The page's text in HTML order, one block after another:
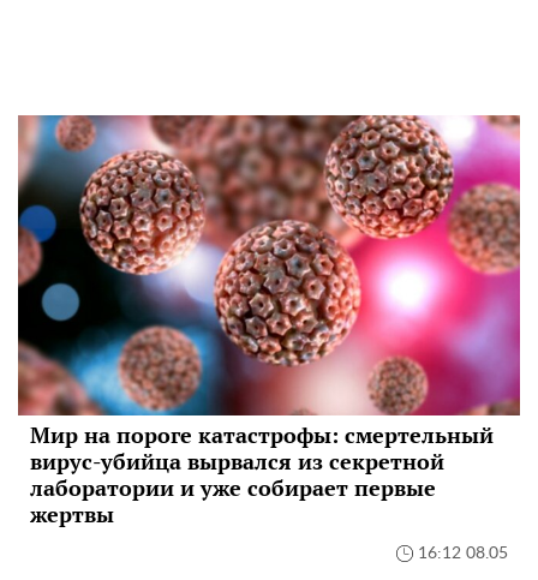
Мир на пороге катастрофы: смертельный
вирус-убийца вырвался из секретной
лаборатории и уже собирает первые
жертвы
16:12 08.05